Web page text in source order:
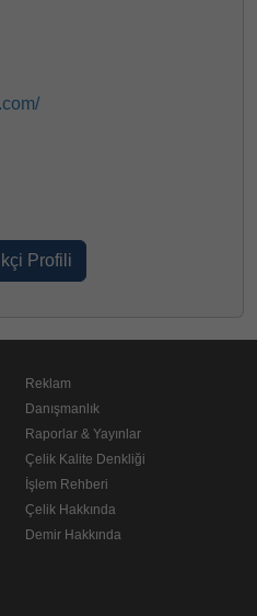
Profili
Reklam
Danışmanlık
Raporlar & Yayınlar
Çelik Kalite Denkliği
İşlem Rehberi
Çelik Hakkında
Demir Hakkında